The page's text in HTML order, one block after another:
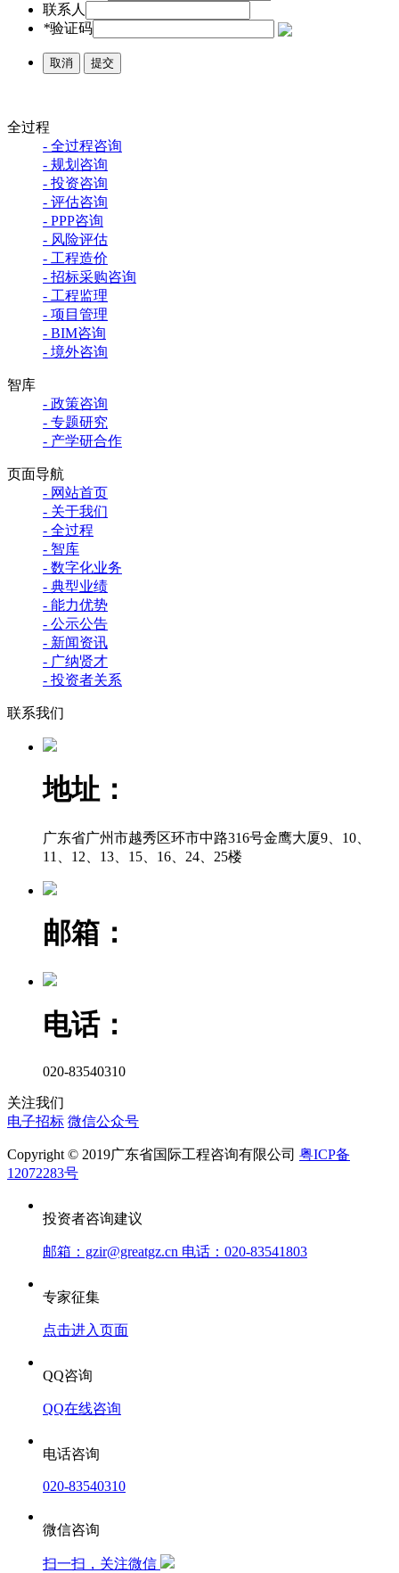
联系人
*验证码
取消 提交
全过程
- 全过程咨询
- 规划咨询
- 投资咨询
- 评估咨询
- PPP咨询
- 风险评估
- 工程造价
- 招标采购咨询
- 工程监理
- 项目管理
- BIM咨询
- 境外咨询
智库
- 政策咨询
- 专题研究
- 产学研合作
页面导航
- 网站首页
- 关于我们
- 全过程
- 智库
- 数字化业务
- 典型业绩
- 能力优势
- 公示公告
- 新闻资讯
- 广纳贤才
- 投资者关系
联系我们
地址：
广东省广州市越秀区环市中路316号金鹰大厦9、10、
11、12、13、15、16、24、25楼
邮箱：
电话：
020-83540310
关注我们
电子招标 微信公众号
Copyright © 2019广东省国际工程咨询有限公司 粤ICP备
12072283号
投资者咨询建议
邮箱：gzir@greatgz.cn 电话：020-83541803
专家征集
点击进入页面
QQ咨询
QQ在线咨询
电话咨询
020-83540310
微信咨询
扫一扫，关注微信